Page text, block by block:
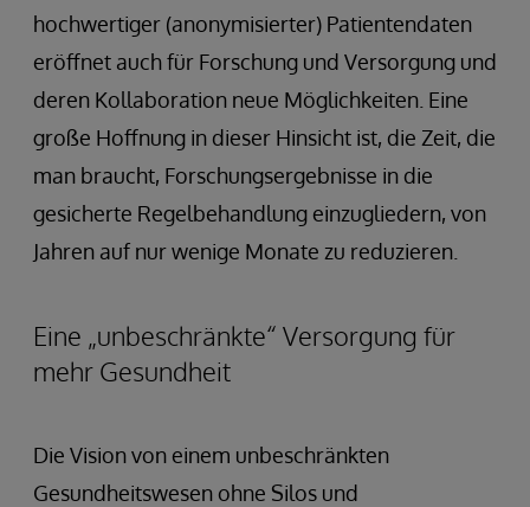
hochwertiger (anonymisierter) Patientendaten
eröffnet auch für Forschung und Versorgung und
deren Kollaboration neue Möglichkeiten. Eine
große Hoffnung in dieser Hinsicht ist, die Zeit, die
man braucht, Forschungsergebnisse in die
gesicherte Regelbehandlung einzugliedern, von
Jahren auf nur wenige Monate zu reduzieren.
Eine „unbeschränkte“ Versorgung für
mehr Gesundheit
Die Vision von einem unbeschränkten
Gesundheitswesen ohne Silos und